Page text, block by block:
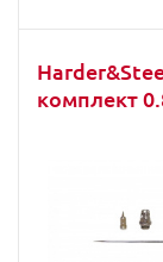
комплект